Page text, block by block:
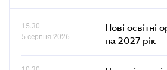
15.30
5 серпня 2026
Нові освітні
на 2027 рік